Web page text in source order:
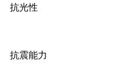
抗光性
抗震能力